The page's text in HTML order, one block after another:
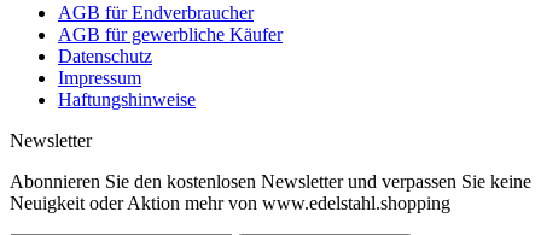
AGB für Endverbraucher
AGB für gewerbliche Käufer
Datenschutz
Impressum
Haftungshinweise
Newsletter
Abonnieren Sie den kostenlosen Newsletter und verpassen Sie keine
Neuigkeit oder Aktion mehr von www.edelstahl.shopping